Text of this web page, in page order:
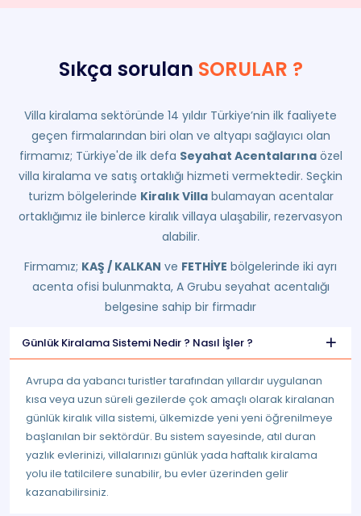
Sıkça sorulan SORULAR ?
Villa kiralama sektöründe 14 yıldır Türkiye’nin ilk faaliyete
geçen firmalarından biri olan ve altyapı sağlayıcı olan
firmamız; Türkiye'de ilk defa Seyahat Acentalarınaözel
villa kiralama ve satış ortaklığı hizmeti vermektedir. Seçkin
turizm bölgelerinde Kiralık Villabulamayan acentalar
ortaklığımız ile binlerce kiralık villaya ulaşabilir, rezervasyon
alabilir.
Firmamız; KAŞ / KALKAN ve FETHİYE bölgelerinde iki ayrı
acenta ofisi bulunmakta, A Grubu seyahat acentalığı
belgesine sahip bir firmadır
Günlük Kiralama Sistemi Nedir ? Nasıl İşler ?
Avrupa da yabancı turistler tarafından yıllardır uygulanan
kısa veya uzun süreli gezilerde çok amaçlı olarak kiralanan
günlük kiralık villa sistemi, ülkemizde yeni yeni öğrenilmeye
başlanılan bir sektördür. Bu sistem sayesinde, atıl duran
yazlık evlerinizi, villalarınızı günlük yada haftalık kiralama
yolu ile tatilcilere sunabilir, bu evler üzerinden gelir
kazanabilirsiniz.